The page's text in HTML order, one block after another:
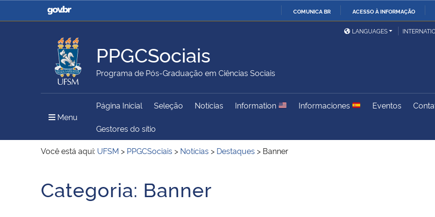
COMUNICA BR ACESSO À INFORMAÇÃO
Casa Civil
Ministério da Justiça e
Ministério da Defesa
Ministério das Relações
Exteriores
Ministério da Agricultura,
Pecuária e Abastecimento
Ministério da Educação
Ministério do Meio Ambiente Ministério do Turismo
LANGUAGES
PPGCSociais
Programa de Pós-Graduação em Ciências Sociais
Menu
Página Inicial Seleção Notícias Information Informaciones Eventos
Gestores do sítio
Você está aqui: UFSM > PPGCSociais > Notícias > Destaques > Banner
Categoria: Banner